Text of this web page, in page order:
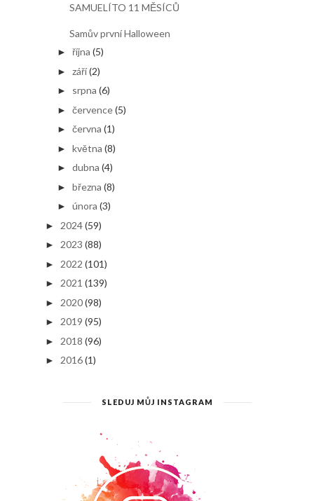
SAMUELÍTO 11 MĚSÍCŮ
Samův první Halloween
► října (5)
► září(2)
► srpna (6)
► července(5)
► června (1)
► května (8)
► dubna (4)
► března (8)
► února (3)
► 2024(59)
► 2023 (88)
► 2022 (101)
► 2021 (139)
► 2020(98)
► 2019 (95)
► 2018 (96)
► 2016(1)
SLEDUJ MŮJ INSTAGRAM